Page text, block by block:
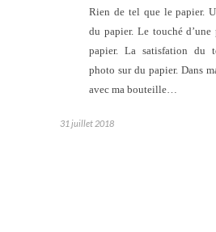
Rien de tel que le papier.
du papier. Le touché
papier. La satisfation du
photo sur du papier. Dans
avec ma bouteille…
31 juillet 2018